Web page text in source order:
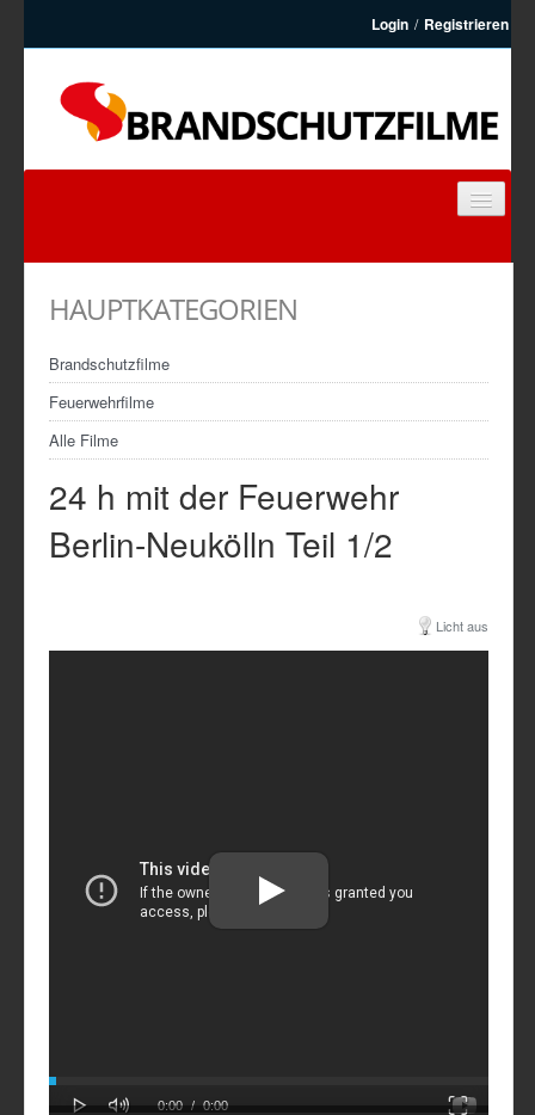
Login / Registrieren
ARTIKEL
KONTAKT
REGISTRIEREN
HAUPTKATEGORIEN
Brandschutzfilme
Feuerwehrfilme
Alle Filme
24 h mit der Feuerwehr
Berlin-Neukölln Teil 1/2
Licht aus
Mute
Current
0:00 / Duration
0:00
Fullscreen